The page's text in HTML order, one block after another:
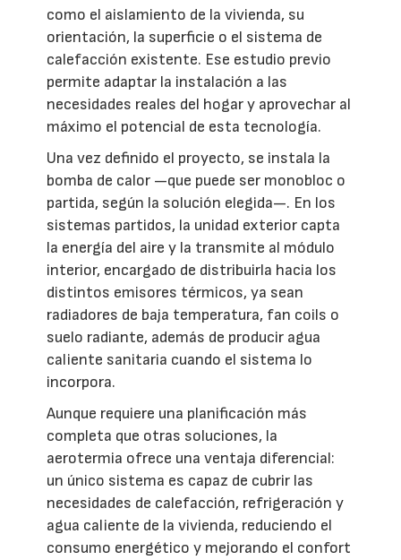
como el aislamiento de la vivienda, su
orientación, la superficie o el sistema de
calefacción existente. Ese estudio previo
permite adaptar la instalación a las
necesidades reales del hogar y aprovechar al
máximo el potencial de esta tecnología.
Una vez definido el proyecto, se instala la
bomba de calor —que puede ser monobloc o
partida, según la solución elegida—. En los
sistemas partidos, la unidad exterior capta
la energía del aire y la transmite al módulo
interior, encargado de distribuirla hacia los
distintos emisores térmicos, ya sean
radiadores de baja temperatura, fan coils o
suelo radiante, además de producir agua
caliente sanitaria cuando el sistema lo
incorpora.
Aunque requiere una planificación más
completa que otras soluciones, la
aerotermia ofrece una ventaja diferencial:
un único sistema es capaz de cubrir las
necesidades de calefacción, refrigeración y
agua caliente de la vivienda, reduciendo el
consumo energético y mejorando el confort